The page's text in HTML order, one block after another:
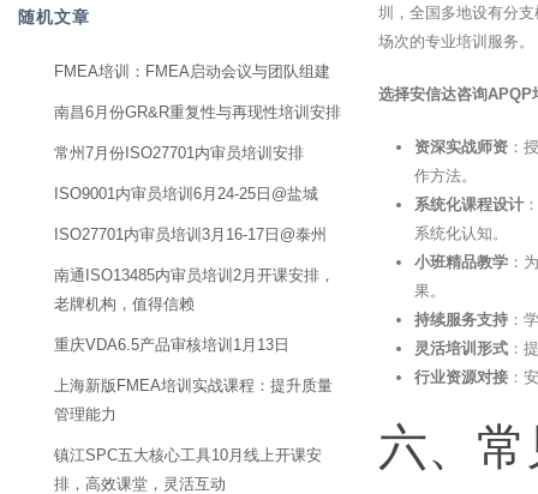
圳，全国多地设有分
场次的专业培训服务。
选择安信达咨询APQP
资深实战师资 ：
作方法。
系统化课程设计
系统化认知。
小班精品教学 ：
果。
持续服务支持 ：
灵活培训形式 ：
行业资源对接 ：
六、
随机文章
FMEA培训：FMEA启动会议与团队组建
南昌6月份GR&R重复性与再现性培训安排
常州7月份ISO27701内审员培训安排
ISO9001内审员培训6月24-25日@盐城
ISO27701内审员培训3月16-17日@泰州
南通ISO13485内审员培训2月开课安排，
老牌机构，值得信赖
重庆VDA6.5产品审核培训1月13日
上海新版FMEA培训实战课程：提升质量
管理能力
镇江SPC五大核心工具10月线上开课安
排，高效课堂，灵活互动